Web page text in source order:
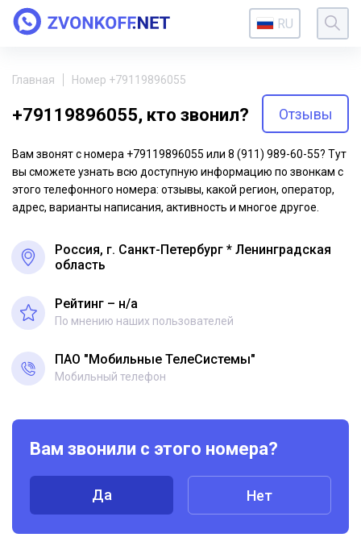
RU
Главная Номер +79119896055
+79119896055, кто звонил? Отзывы
Вам звонят с номера +79119896055 или 8 (911) 989-60-55? Тут
вы сможете узнать всю доступную информацию по звонкам с
этого телефонного номера: отзывы, какой регион, оператор,
адрес, варианты написания, активность и многое другое.
Россия, г. Санкт-Петербург * Ленинградская
область
Рейтинг – н/a
По мнению наших пользователей
ПАО "Мобильные ТелеСистемы"
Мобильный телефон
Вам звонили с этого номера?
Да Нет